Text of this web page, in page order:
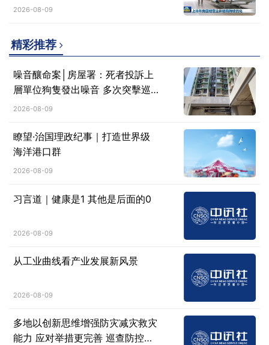
2026-08-09
精彩推荐
噪音釀命案│房屋署：死者投訴上
層單位狗隻發出噪音 多次突擊巡
查均無發現噪音滋擾
2026-08-09
瞭望·治国理政纪事｜打造世界级
海洋港口群
2026-08-09
习言道｜健康是1 其他是后面的0
2026-08-09
从工业曲线看产业发展新风景
2026-08-09
多地以创新思维增强防灾减灾救灾
能力 应对举措更完善 巡查防控更